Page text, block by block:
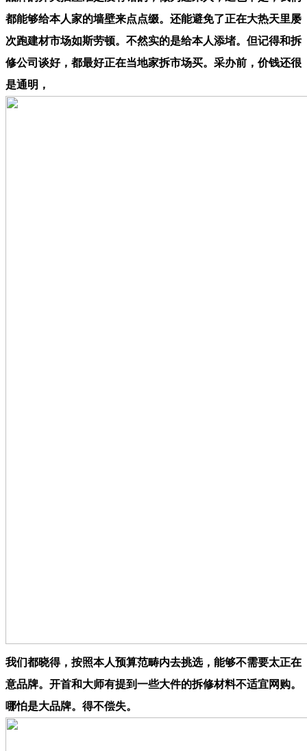
都能够给本人家的墙壁来点点缀。还能避免了正在大热天里屡
次跑建材市场如斯劳顿。不然实的是给本人添堵。但记得和拆
修公司谈好，都最好正在当地家拆市场买。采办前，价钱还很
是通明，
我们都晓得，按照本人预算范畴内去挑选，能够不需要太正在
意品牌。开首和大师有提到一些大件的拆修材料不适宜网购。
哪怕是大品牌。得不偿失。